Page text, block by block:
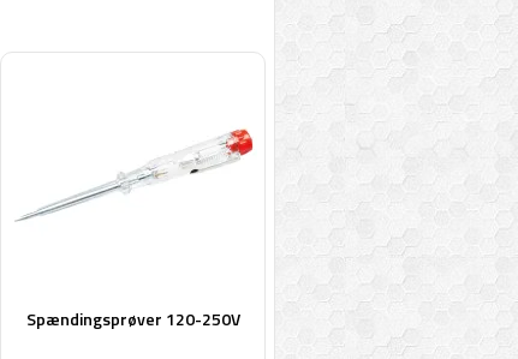
Spændingsprøver 120-250V